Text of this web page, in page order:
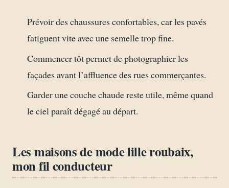
Prévoir des chaussures confortables, car les pavés
fatiguent vite avec une semelle trop fine.
Commencer tôt permet de photographier les
façades avant l’affluence des rues commerçantes.
Garder une couche chaude reste utile, même quand
le ciel paraît dégagé au départ.
Les maisons de mode lille roubaix,
mon fil conducteur